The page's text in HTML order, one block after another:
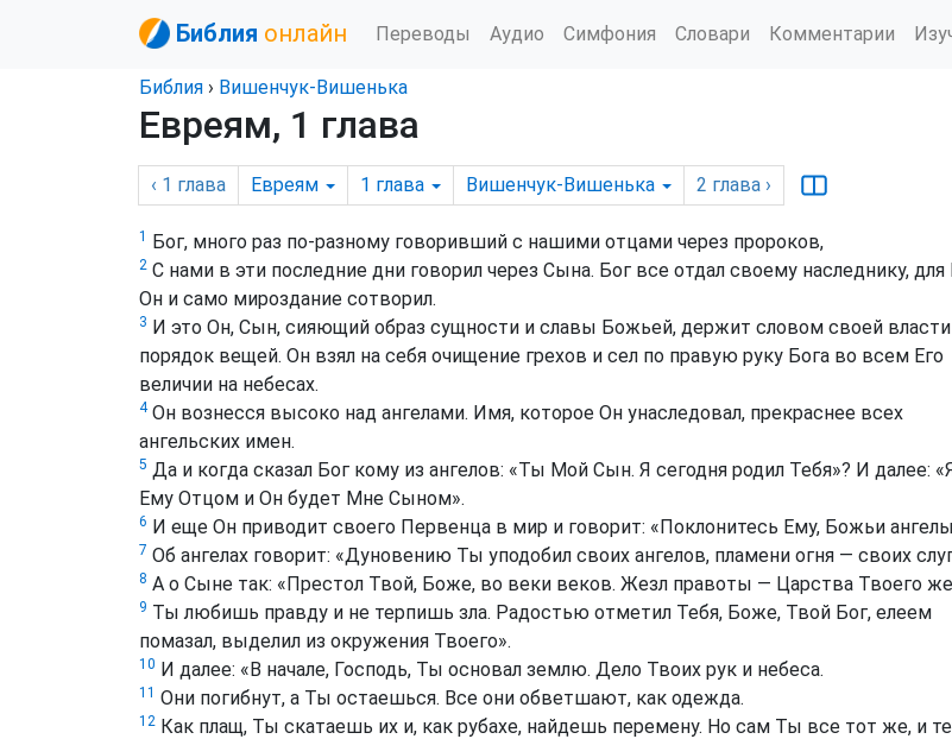
Библия онлайн Переводы Аудио Симфония Словари Комментарии
Библия › Вишенчук-Вишенька
Евреям, 1 глава
‹ 1 глава Евреям 1 глава Вишенчук-Вишенька 2 глава ›
1 Бог, много раз по-разному говоривший с нашими отцами через пророков,
2 С нами в эти последние дни говорил через Сына. Бог все отдал своему наследнику, для
Он и само мироздание сотворил.
3 И это Он, Сын, сияющий образ сущности и славы Божьей, держит словом своей
порядок вещей. Он взял на себя очищение грехов и сел по правую руку Бога во всем Его
величии на небесах.
4Он вознесся высоко над ангелами. Имя, которое Он унаследовал, прекраснее всех
ангельских имен.
5 Да и когда сказал Бог кому из ангелов: «Ты Мой Сын. Я сегодня родил Тебя»? И далее:
Ему Отцом и Он будет Мне Сыном».
6 И еще Он приводит своего Первенца в мир и говорит: «Поклонитесь Ему, Божьи
7 Об ангелах говорит: «Дуновению Ты уподобил своих ангелов, пламени огня — своих
8 А о Сыне так: «Престол Твой, Боже, во веки веков. Жезл правоты — Царства Твоего
9 Ты любишь правду и не терпишь зла. Радостью отметил Тебя, Боже, Твой Бог, елеем
помазал, выделил из окружения Твоего».
10 И далее: «В начале, Господь, Ты основал землю. Дело Твоих рук и небеса.
11 Они погибнут, а Ты остаешься. Все они обветшают, как одежда.
12 Как плащ, Ты скатаешь их и, как рубахе, найдешь перемену. Но сам Ты все тот же, и